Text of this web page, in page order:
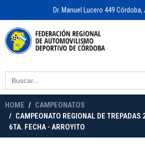
Dr. Manuel Lucero 449 Córdoba,
Search
for:
HOME
CAMPEONATOS
CAMPEONATO REGIONAL DE TREPADAS
6TA. FECHA - ARROYITO